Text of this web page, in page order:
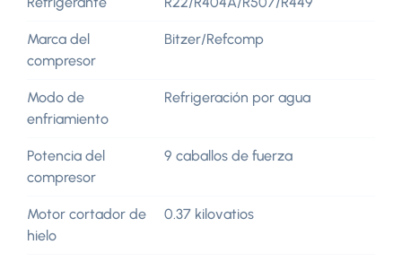
Marca del
compresor
Bitzer/Refcomp
Modo de
enfriamiento
Refrigeración por agua
Potencia del
compresor
9 caballos de fuerza
Motor cortador de
hielo
0.37 kilovatios